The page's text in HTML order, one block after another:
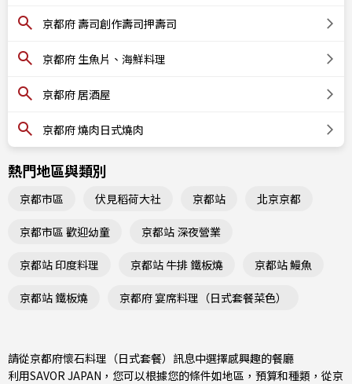
京都府 壽司創作壽司押壽司
京都府 生魚片、海鮮料理
京都府 居酒屋
京都府 燒肉日式燒肉
熱門地區與類別
京都市區 伏見稻荷大社 京都站 北京京都
京都市區 歡迎幼童 京都站 深夜營業
京都站 印度料理 京都站 牛排 鐵板燒 京都站 鰻魚
京都站 鐵板燒 京都府 宴席料理（日式套餐菜色）
請從京都府懷石料理（日式套餐）訊息中選擇感興趣的餐廳
利用SAVOR JAPAN，您可以根據您的條件如地區，預算和種類，從京